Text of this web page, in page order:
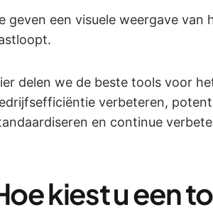
geven een visuele weergave
delen we de beste tools voor
verbeteren,
en continue
kiest u een